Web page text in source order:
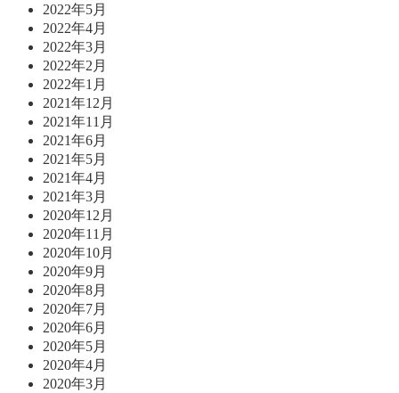
2022年5月
2022年4月
2022年3月
2022年2月
2022年1月
2021年12月
2021年11月
2021年6月
2021年5月
2021年4月
2021年3月
2020年12月
2020年11月
2020年10月
2020年9月
2020年8月
2020年7月
2020年6月
2020年5月
2020年4月
2020年3月